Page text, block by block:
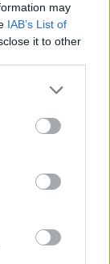
may
IAB’s List of
it to other
της Μ.Ε.Υ.Α